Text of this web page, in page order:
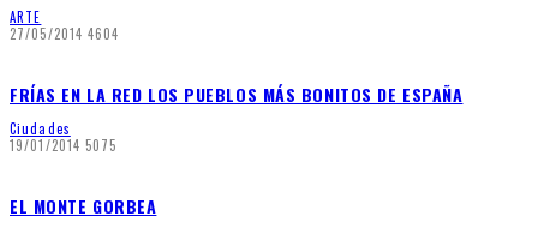
ARTE
27/05/2014 4604
FRÍAS EN LA RED LOS PUEBLOS MÁS BONITOS DE ESPAÑA
Ciudades
19/01/2014 5075
EL MONTE GORBEA